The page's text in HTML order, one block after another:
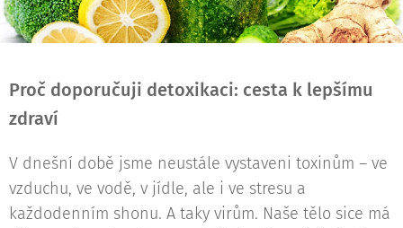
Proč doporučuji detoxikaci: cesta k lepšímu
zdraví
V dnešní době jsme neustále vystaveni toxinům – ve
vzduchu, ve vodě, v jídle, ale i ve stresu a
každodenním shonu. A taky virům. Naše tělo sice má